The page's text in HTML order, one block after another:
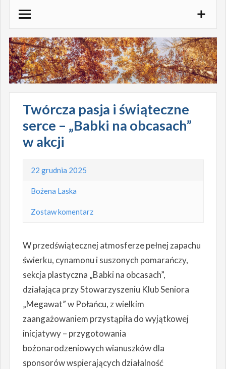
treści
Twórcza pasja i świąteczne
serce – „Babki na obcasach”
w akcji
22 grudnia 2025
Bożena Laska
Zostaw komentarz
W przedświątecznej atmosferze pełnej zapachu
świerku, cynamonu i suszonych pomarańczy,
sekcja plastyczna „Babki na obcasach”,
działająca przy Stowarzyszeniu Klub Seniora
„Megawat” w Połańcu, z wielkim
zaangażowaniem przystąpiła do wyjątkowej
inicjatywy – przygotowania
bożonarodzeniowych wianuszków dla
sponsorów wspierających działalność